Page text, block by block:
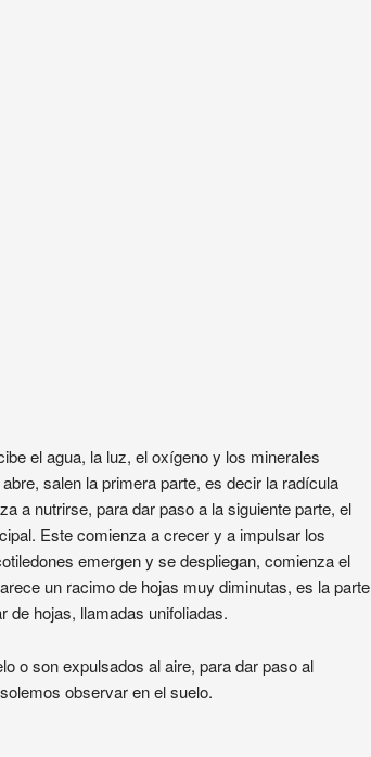
el agua, la luz, el oxígeno y los minerales
salen la primera parte, es decir la radícula
a nutrirse, para dar paso a la siguiente parte, el
Este comienza a crecer y a impulsar los
emergen y se despliegan, comienza el
un racimo de hojas muy diminutas, es la parte
de hojas, llamadas unifoliadas.
o son expulsados al aire, para dar paso al
observar en el suelo.